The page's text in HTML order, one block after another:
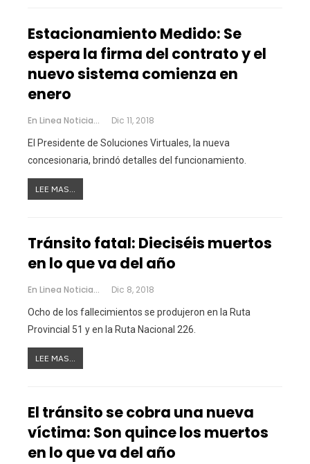
Estacionamiento Medido: Se
espera la firma del contrato y el
nuevo sistema comienza en
enero
En Linea Noticias Dic 11, 2018
El Presidente de Soluciones Virtuales, la nueva
concesionaria, brindó detalles del funcionamiento.
LEE MAS...
Tránsito fatal: Dieciséis muertos
en lo que va del año
En Linea Noticias Dic 8, 2018
Ocho de los fallecimientos se produjeron en la Ruta
Provincial 51 y en la Ruta Nacional 226.
LEE MAS...
El tránsito se cobra una nueva
víctima: Son quince los muertos
en lo que va del año